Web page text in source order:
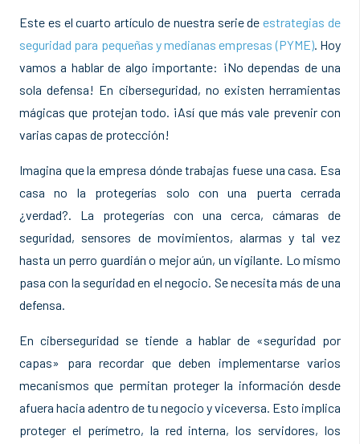
Este es el cuarto artículo de nuestra serie deestrategias de
seguridad para pequeñas y medianas empresas (PYME). Hoy
vamos a hablar de algo importante: ¡No dependas de una
sola defensa! En ciberseguridad, no existen herramientas
mágicas que protejan todo. ¡Así que más vale prevenir con
varias capas de protección!
Imagina que la empresa dónde trabajas fuese una casa. Esa
casa no la protegerías solo con una puerta cerrada
¿verdad?. La protegerías con una cerca, cámaras de
seguridad, sensores de movimientos, alarmas y tal vez
hasta un perro guardián o mejor aún, un vigilante. Lo mismo
pasa con la seguridad en el negocio. Se necesita más de una
defensa.
En ciberseguridad se tiende a hablar de «seguridad por
capas» para recordar que deben implementarse varios
mecanismos que permitan proteger la información desde
afuera hacia adentro de tu negocio y viceversa. Esto implica
proteger el perímetro, la red interna, los servidores, los